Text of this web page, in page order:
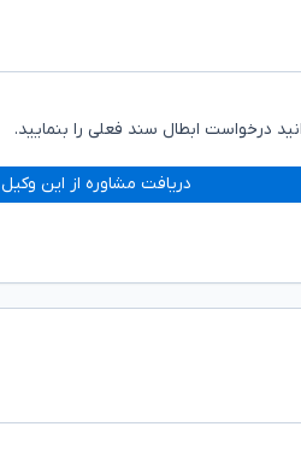
درخواست ابطال سند فعلی را بنمایید.
دریافت مشاوره از این وکیل